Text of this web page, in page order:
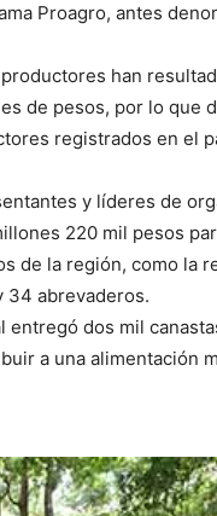
Proagro, antes
han
de pesos, por lo que
registrados en el
y líderes de
220 mil pesos
de la región, como la
34 abrevaderos.
dos mil
a una alimentación